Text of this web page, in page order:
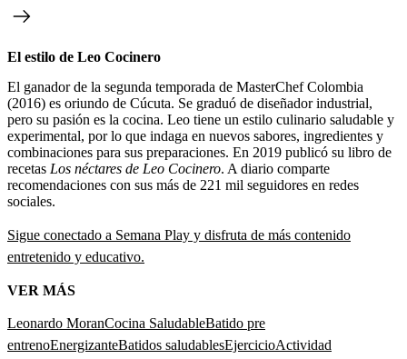
El estilo de Leo Cocinero
El ganador de la segunda temporada de MasterChef Colombia
(2016) es oriundo de Cúcuta. Se graduó de diseñador industrial,
pero su pasión es la cocina. Leo tiene un estilo culinario saludable y
experimental, por lo que indaga en nuevos sabores, ingredientes y
combinaciones para sus preparaciones. En 2019 publicó su libro de
recetas Los néctares de Leo Cocinero. A diario comparte
recomendaciones con sus más de 221 mil seguidores en redes
sociales.
Sigue conectado a Semana Play y disfruta de más contenido
entretenido y educativo.
VER MÁS
Leonardo MoranCocina SaludableBatido pre
entrenoEnergizanteBatidos saludablesEjercicioActividad